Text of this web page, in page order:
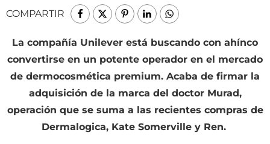
COMPARTIR
La compañía Unilever está buscando con ahínco
convertirse en un potente operador en el mercado
de dermocosmética premium. Acaba de firmar la
adquisición de la marca del doctor Murad,
operación que se suma a las recientes compras de
Dermalogica, Kate Somerville y Ren.